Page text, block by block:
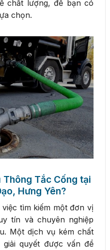
chất lượng, để bạn có
chọn.
Tắc Cống tại
Hưng Yên?
tìm kiếm một đơn vị
tín và chuyên nghiệp
Một dịch vụ kém chất
quyết được vấn đề